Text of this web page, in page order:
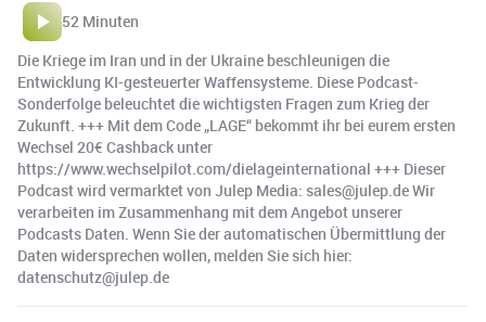
52 Minuten
Die Kriege im Iran und in der Ukraine beschleunigen die
Entwicklung KI-gesteuerter Waffensysteme. Diese Podcast-
Sonderfolge beleuchtet die wichtigsten Fragen zum Krieg der
Zukunft. +++ Mit dem Code „LAGE“ bekommt ihr bei eurem ersten
Wechsel 20€ Cashback unter
https://www.wechselpilot.com/dielageinternational +++ Dieser
Podcast wird vermarktet von Julep Media: sales@julep.de Wir
verarbeiten im Zusammenhang mit dem Angebot unserer
Podcasts Daten. Wenn Sie der automatischen Übermittlung der
Daten widersprechen wollen, melden Sie sich hier:
datenschutz@julep.de